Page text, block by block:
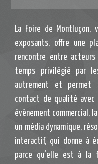
La Foire de
exposants, offre une
rencontre entre acteurs
temps privilégié par
autrement et permet
contact de qualité avec
évènement commercial,
un média dynamique,
interactif, qui donne à
parce qu’elle est à